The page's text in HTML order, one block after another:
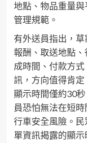
地點、物品重量
管理規範。
有外送員指出，
報酬、取送地點
成時間、付款方
訊，方向值得肯
顯示時間僅約30
員恐怕無法在短
行車安全風險。
單資訊揭露的顯